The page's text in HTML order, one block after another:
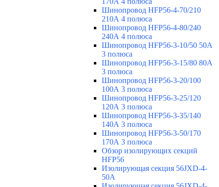
Шинопровод HFP56-4-70/210
210А 4 полюса
Шинопровод HFP56-4-80/240
240А 4 полюса
Шинопровод HFP56-3-10/50 50А
3 полюса
Шинопровод HFP56-3-15/80 80А
3 полюса
Шинопровод HFP56-3-20/100
100А 3 полюса
Шинопровод HFP56-3-25/120
120А 3 полюса
Шинопровод HFP56-3-35/140
140А 3 полюса
Шинопровод HFP56-3-50/170
170А 3 полюса
Обзор изолирующих секций
HFP56
Изолирующая секция 56JXD-4-
50A